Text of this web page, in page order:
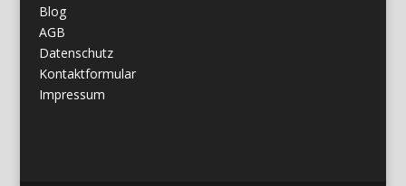
Blog
AGB
Datenschutz
Kontaktformular
Impressum